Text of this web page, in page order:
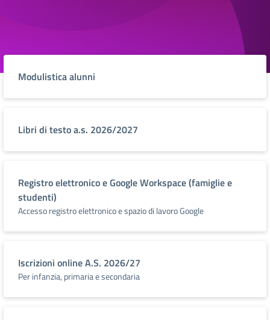
Modulistica alunni
Libri di testo a.s. 2026/2027
Registro elettronico e Google Workspace (famiglie e
studenti)
Accesso registro elettronico e spazio di lavoro Google
Iscrizioni online A.S. 2026/27
Per infanzia, primaria e secondaria